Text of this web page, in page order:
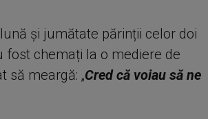
și jumătate părinții celor doi
fost chemați la o mediere de
să meargă: „Cred că voiau să ne